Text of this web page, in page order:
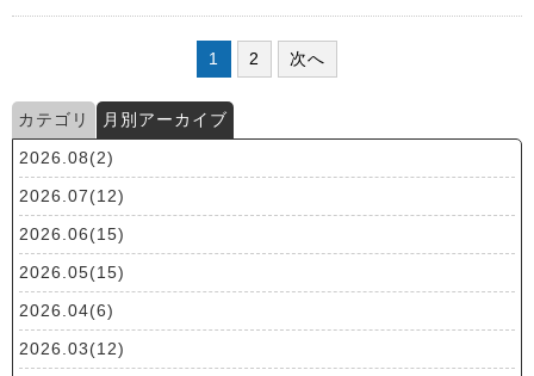
1 2 次へ
カテゴリ
月別アーカイブ
2026.08(2)
2026.07(12)
2026.06(15)
2026.05(15)
2026.04(6)
2026.03(12)